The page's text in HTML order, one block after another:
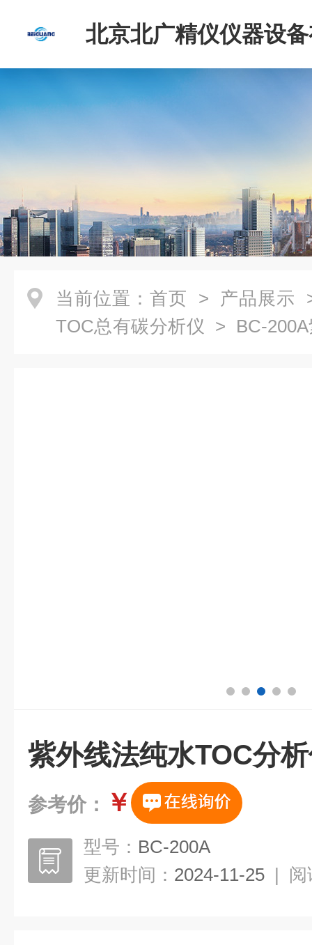
北京北广精仪仪器设
司
当前位置： 首页 > 产品展示
TOC总有碳分析仪 > BC-
紫外线法纯水TOC分
参考价： ￥
型号： BC-200A
更新时间： 2024-11-25 | 阅